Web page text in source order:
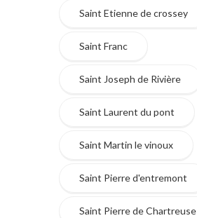
Saint Etienne de crossey
Saint Franc
Saint Joseph de Rivière
Saint Laurent du pont
Saint Martin le vinoux
Saint Pierre d'entremont
Saint Pierre de Chartreuse